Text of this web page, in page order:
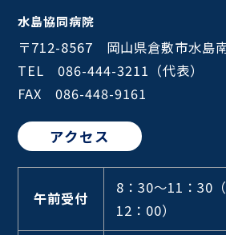
水島協同病院
〒712-8567 岡山県倉敷市水島
TEL 086-444-3211（代表）
FAX 086-448-9161
アクセス
午前受付
8：30～11：30
12：00）